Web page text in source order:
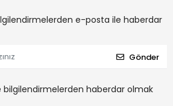
e-posta ile haberdar
Gönder
bilgilendirmelerden haberdar olmak